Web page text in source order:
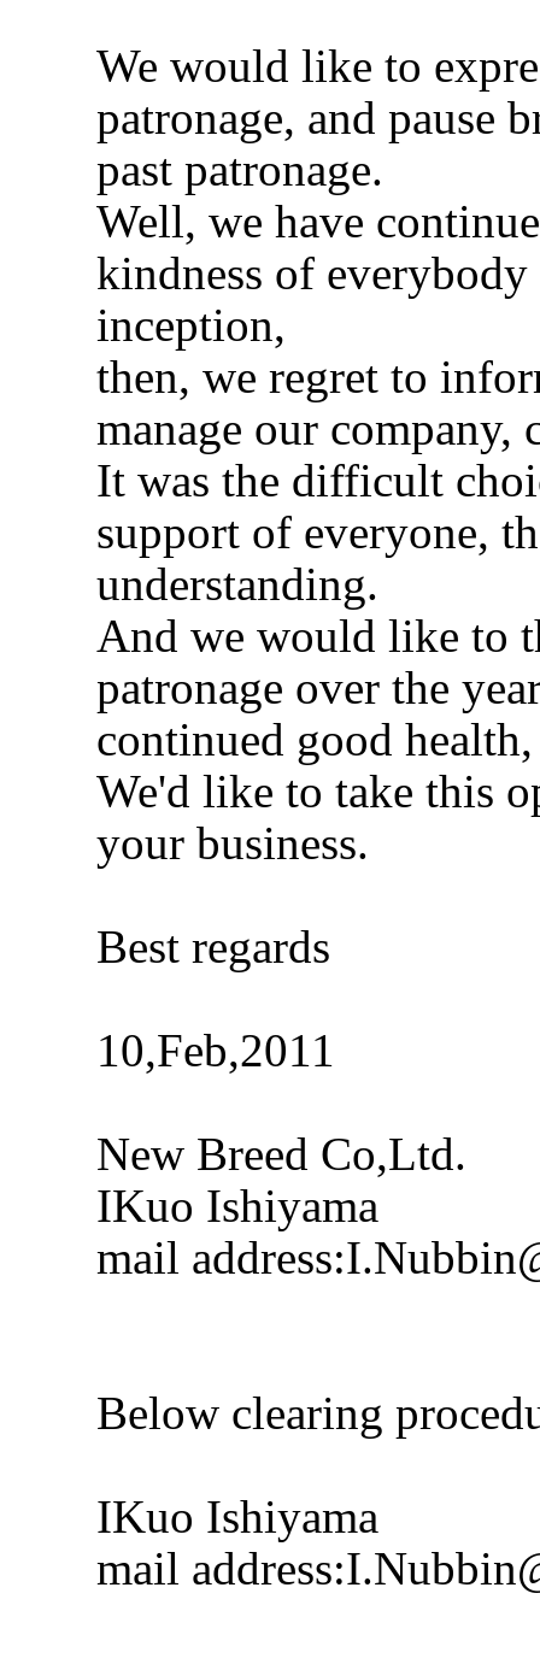
We would like to
patronage, and pause
past patronage.
Well, we have
kindness of
inception,
then, we regret to
manage our
It was the difficult
support of everyone,
understanding.
And we would like to
patronage over the
continued good health,
We'd like to take this
your business.
Best regards
10,Feb,2011
New Breed Co,Ltd.
IKuo Ishiyama
mail
Below clearing
IKuo Ishiyama
mail